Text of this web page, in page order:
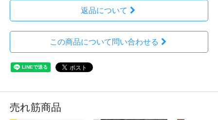
返品について
この商品について問い合わせる
売れ筋商品